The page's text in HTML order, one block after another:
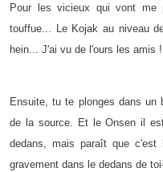
Pour les vicieux qui vont me
touffue... Le Kojak au niveau
hein... J'ai vu de l'ours les amis !
Ensuite, tu te plonges dans un
de la source. Et le Onsen il
dedans, mais paraît que
gravement dans le dedans de